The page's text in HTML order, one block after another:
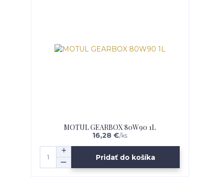
MOTUL GEARBOX 80W90 1L
16,28 €/ks
Pridať do košíka